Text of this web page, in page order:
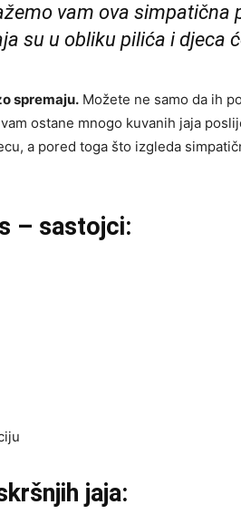
vam ova simpatična
su u obliku pilića i djeca
spremaju. Možete ne samo da ih
ostane mnogo kuvanih jaja
a pored toga što izgleda
– sastojci:
jaja: